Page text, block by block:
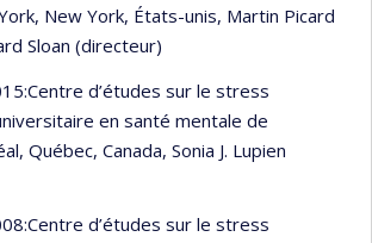
New York, États-unis, Martin Picard
Sloan (directeur)
d’études sur le stress
en santé mentale de
Québec, Canada, Sonia J. Lupien
d’études sur le stress